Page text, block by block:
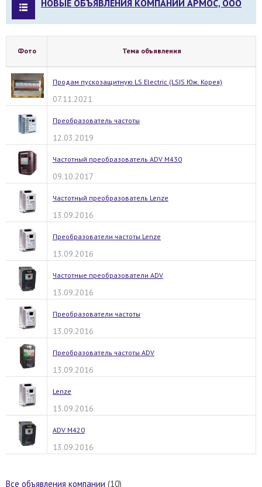
НОВЫЕ ОБЪЯВЛЕНИЯ КОМПАНИИ АРМОС, ООО
Фото Тема объявления
Продам пускозащитную LS Electric (LSIS Юж. Корея)
07.11.2021
Преобразователь частоты
12.03.2019
Частотный преобразователь ADV M430
09.10.2017
Частотный преобразователь Lenze
13.09.2016
Преобразователи частоты Lenze
13.09.2016
Частотные преобразователи ADV
13.09.2016
Преобразователи частоты
13.09.2016
Преобразователь частоты ADV
13.09.2016
Lenze
13.09.2016
ADV M420
13.09.2016
Все объявления компании (10)